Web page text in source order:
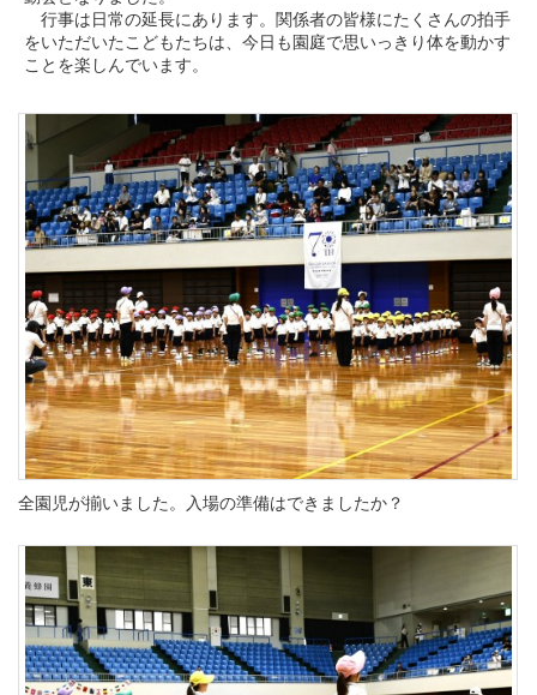
行事は日常の延長にあります。関係者の皆様にたくさんの拍手
をいただいたこどもたちは、今日も園庭で思いっきり体を動かす
ことを楽しんでいます。
全園児が揃いました。入場の準備はできましたか？